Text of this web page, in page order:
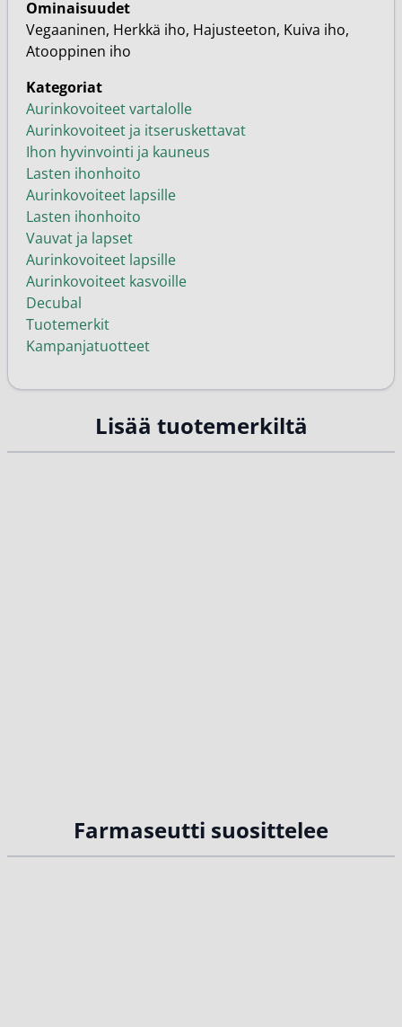
Ominaisuudet
Vegaaninen, Herkkä iho, Hajusteeton, Kuiva iho,
Atooppinen iho
Kategoriat
Aurinkovoiteet vartalolle
Aurinkovoiteet ja itseruskettavat
Ihon hyvinvointi ja kauneus
Lasten ihonhoito
Aurinkovoiteet lapsille
Lasten ihonhoito
Vauvat ja lapset
Aurinkovoiteet lapsille
Aurinkovoiteet kasvoille
Decubal
Tuotemerkit
Kampanjatuotteet
Lisää tuotemerkiltä
Farmaseutti suosittelee